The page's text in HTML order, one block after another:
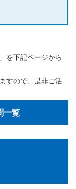
を下記ページから
すので、是非ご活
一覧